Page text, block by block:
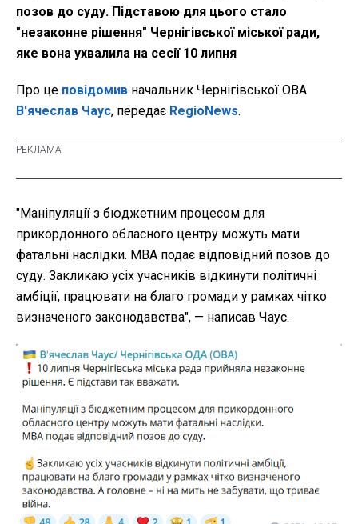
позов до суду. Підставою для цього стало
"незаконне рішення" Чернігівської міської ради,
яке вона ухвалила на сесії 10 липня
Про це повідомив начальник Чернігівської ОВА
В'ячеслав Чаус, передає RegioNews.
"Маніпуляції з бюджетним процесом для
прикордонного обласного центру можуть мати
фатальні наслідки. МВА подає відповідний позов до
суду. Закликаю усіх учасників відкинути політичні
амбіції, працювати на благо громади у рамках чітко
визначеного законодавства", — написав Чаус.